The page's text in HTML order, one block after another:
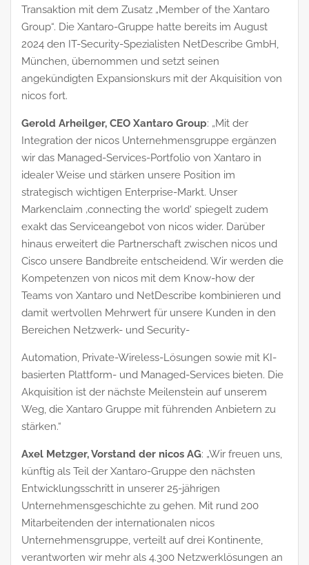
Transaktion mit dem Zusatz „Member of the Xantaro
Group“. Die Xantaro-Gruppe hatte bereits im August
2024 den IT-Security-Spezialisten NetDescribe GmbH,
München, übernommen und setzt seinen
angekündigten Expansionskurs mit der Akquisition von
nicos fort.
Gerold Arheilger, CEO Xantaro Group: „Mit der
Integration der nicos Unternehmensgruppe ergänzen
wir das Managed-Services-Portfolio von Xantaro in
idealer Weise und stärken unsere Position im
strategisch wichtigen Enterprise-Markt. Unser
Markenclaim ‚connecting the world‘ spiegelt zudem
exakt das Serviceangebot von nicos wider. Darüber
hinaus erweitert die Partnerschaft zwischen nicos und
Cisco unsere Bandbreite entscheidend. Wir werden die
Kompetenzen von nicos mit dem Know-how der
Teams von Xantaro und NetDescribe kombinieren und
damit wertvollen Mehrwert für unsere Kunden in den
Bereichen Netzwerk- und Security-
Automation, Private-Wireless-Lösungen sowie mit KI-
basierten Plattform- und Managed-Services bieten. Die
Akquisition ist der nächste Meilenstein auf unserem
Weg, die Xantaro Gruppe mit führenden Anbietern zu
stärken.“
Axel Metzger, Vorstand der nicos AG: „Wir freuen uns,
künftig als Teil der Xantaro-Gruppe den nächsten
Entwicklungsschritt in unserer 25-jährigen
Unternehmensgeschichte zu gehen. Mit rund 200
Mitarbeitenden der internationalen nicos
Unternehmensgruppe, verteilt auf drei Kontinente,
verantworten wir mehr als 4.300 Netzwerklösungen an